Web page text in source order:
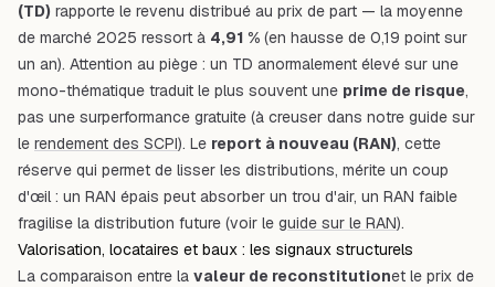
(TD) rapporte le revenu distribué au prix de part — la moyenne
de marché 2025 ressort à 4,91 % (en hausse de 0,19 point sur
un an). Attention au piège : un TD anormalement élevé sur une
mono-thématique traduit le plus souvent une prime de risque,
pas une surperformance gratuite (à creuser dans notre guide sur
le rendement des SCPI). Le report à nouveau (RAN), cette
réserve qui permet de lisser les distributions, mérite un coup
d'œil : un RAN épais peut absorber un trou d'air, un RAN faible
fragilise la distribution future (voir le guide sur le RAN).
Valorisation, locataires et baux : les signaux structurels
La comparaison entre la valeur de reconstitutionet le prix de